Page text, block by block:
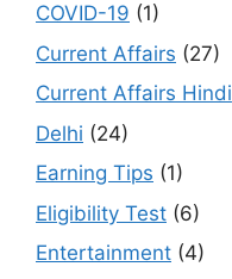
COVID-19 (1)
Current Affairs (27)
Current Affairs Hindi
Delhi (24)
Earning Tips (1)
Eligibility Test (6)
Entertainment (4)